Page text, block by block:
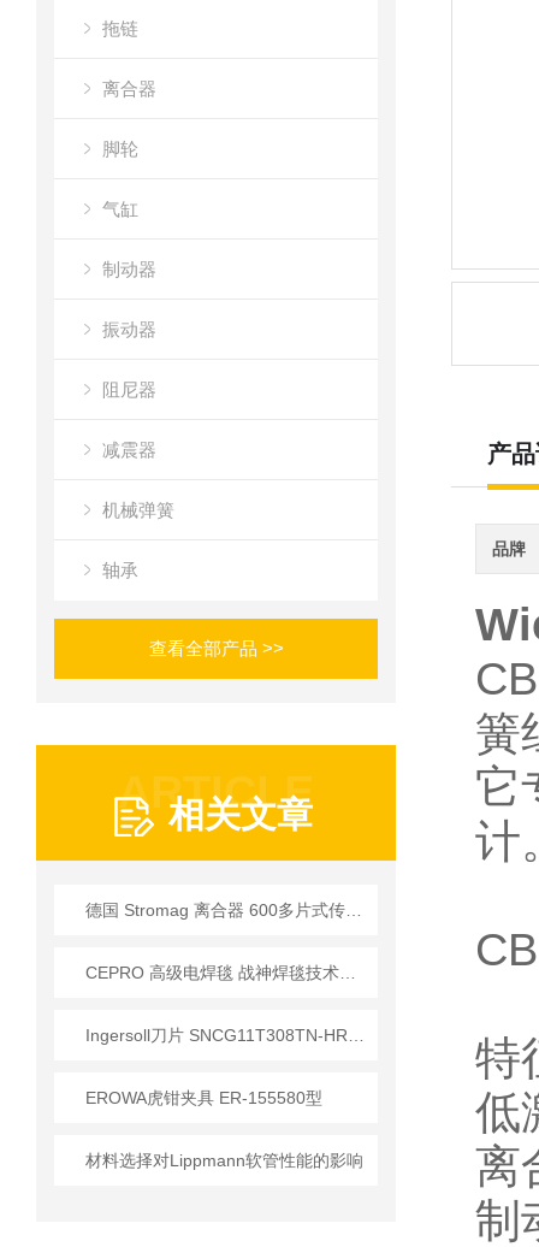
拖链
离合器
脚轮
气缸
制动器
振动器
阻尼器
减震器
机械弹簧
轴承
查看全部产品 >>
ARTICLE
相关文章
EROWA虎钳夹具 ER-155580型
材料选择对Lippmann软管性能的影响
产
品牌
簧
它
计
特
低
离
制